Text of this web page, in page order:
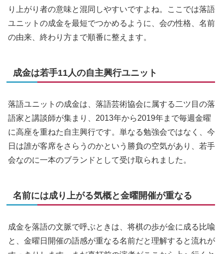
り上がり者の意味と混同しやすいですよね。ここでは落語
ユニットの成金を最短でつかめるように、会の性格、名前
の由来、終わり方まで順番に整えます。
成金は若手11人の自主興行ユニット
落語ユニットの成金は、落語芸術協会に属する二ツ目の落
語家と講談師が集まり、2013年から2019年まで毎週金曜
に高座を重ねた自主興行です。単なる勉強会ではなく、今
日は誰が客席をさらうのかという勝負の空気があり、若手
会なのに一本のブランドとして受け取られました。
名前には成り上がる気概と金曜開催が重なる
成金を落語の文脈で呼ぶときは、将棋の歩が金に成る比喩
と、金曜日開催の語感が重なる名前だと理解すると流れが